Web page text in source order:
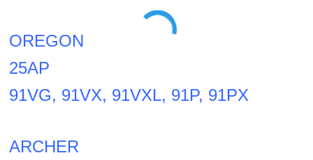
OREGON
25AP
91VG, 91VX, 91VXL, 91P, 91PX
ARCHER